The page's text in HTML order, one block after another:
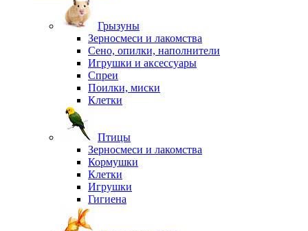
Грызуны
Зерносмеси и лакомства
Сено, опилки, наполнители
Игрушки и аксессуары
Спреи
Поилки, миски
Клетки
Птицы
Зерносмеси и лакомства
Кормушки
Клетки
Игрушки
Гигиена